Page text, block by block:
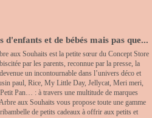
et de bébés mais pas que...
aux Souhaits est la petite sœur du Concept Store
par les parents, reconnue par la presse, la
un incontournable dans l’univers déco et
paul, Rice, My Little Day, Jellycat, Meri meri,
Pan… : à travers une multitude de marques
aux Souhaits vous propose toute une gamme
de petits cadeaux à offrir aux petits et